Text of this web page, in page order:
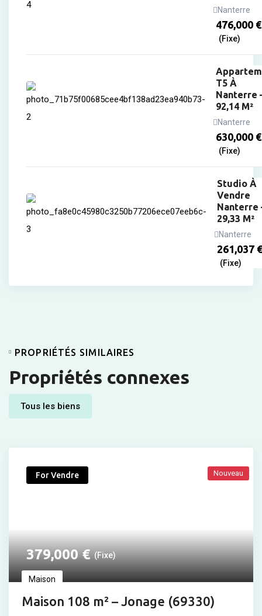
Nanterre
476,000 €
(Fixe)
T5 À
Nanterre
92,14 M²
Nanterre
630,000 €
(Fixe)
Studio À
Vendre
Nanterre
29,33 M²
Nanterre
261,037 €
(Fixe)
PROPRIÉTÉS SIMILAIRES
Propriétés connexes
Tous les biens
For Vendre
379,000€ (Fixe)
Maison
Maison 108 m² – Jonage (69330)
Nouveau